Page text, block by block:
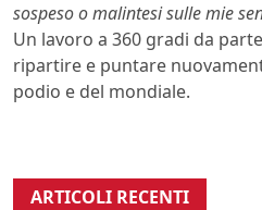
sospeso o malintesi sulle mie
Un lavoro a 360 gradi da
ripartire e puntare
podio e del mondiale.
ARTICOLI RECENTI